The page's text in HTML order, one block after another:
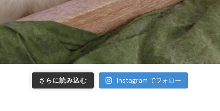
さらに読み込む Instagram でフォロー